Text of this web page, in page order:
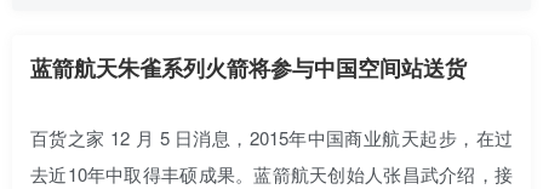
蓝箭航天朱雀系列火箭将参与中国空间站送货
百货之家 12 月 5 日消息，2015年中国商业航天起步，在过
去近10年中取得丰硕成果。蓝箭航天创始人张昌武介绍，接